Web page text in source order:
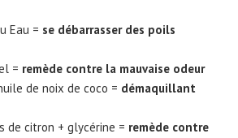
Eau = se débarrasser des poils
= remède contre la mauvaise odeur
de noix de coco = démaquillant
de citron + glycérine = remède contre